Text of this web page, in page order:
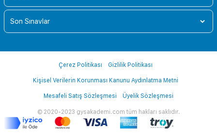
Son Sınavlar
© 2020-2023 gysakademi.com tüm hakları saklıdır.
Çerez Politikası Gizlilik Politikası
Kişisel Verilerin Korunması Kanunu Aydınlatma Metni
Mesafeli Satış Sözleşmesi Üyelik Sözleşmesi